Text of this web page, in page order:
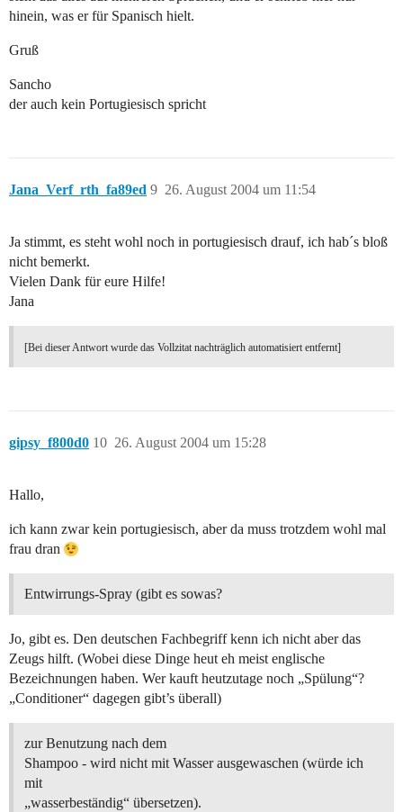
hinein, was er für Spanisch hielt.
Gruß
Sancho
der auch kein Portugiesisch spricht
Jana_Verf_rth_fa89ed 26. August 2004 um 11:54
9
Ja stimmt, es steht wohl noch in portugiesisch drauf, ich hab´s bloß
nicht bemerkt.
Vielen Dank für eure Hilfe!
Jana
[Bei dieser Antwort wurde das Vollzitat nachträglich automatisiert entfernt]
gipsy_f800d0 26. August 2004 um 15:28
10
Hallo,
ich kann zwar kein portugiesisch, aber da muss trotzdem wohl mal
frau dran
Entwirrungs-Spray (gibt es sowas?
Jo, gibt es. Den deutschen Fachbegriff kenn ich nicht aber das
Zeugs hilft. (Wobei diese Dinge heut eh meist englische
Bezeichnungen haben. Wer kauft heutzutage noch „Spülung“?
„Conditioner“ dagegen gibt’s überall)
zur Benutzung nach dem
Shampoo - wird nicht mit Wasser ausgewaschen (würde ich
mit
„wasserbeständig“ übersetzen).